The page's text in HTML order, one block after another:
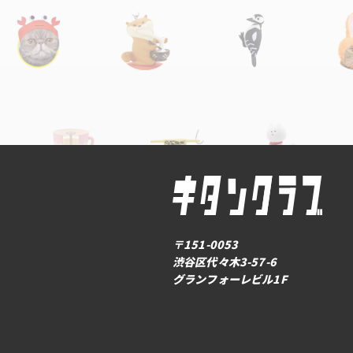
〒151-0053
渋谷区代々木3-57-6
グランフォーレビル1F